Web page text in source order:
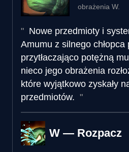
obrażenia W.
Nowe przedmioty i
Amumu z silnego chłopca
przytłaczająco potężną
nieco jego obrażenia
które wyjątkowo zyskały
przedmiotów.
W — Rozpacz